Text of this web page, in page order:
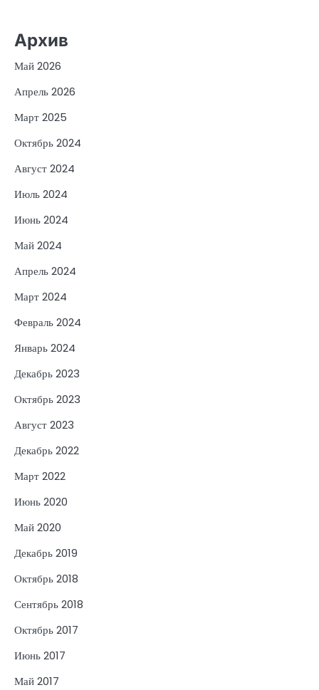
Архив
Май 2026
Апрель 2026
Март 2025
Октябрь 2024
Август 2024
Июль 2024
Июнь 2024
Май 2024
Апрель 2024
Март 2024
Февраль 2024
Январь 2024
Декабрь 2023
Октябрь 2023
Август 2023
Декабрь 2022
Март 2022
Июнь 2020
Май 2020
Декабрь 2019
Октябрь 2018
Сентябрь 2018
Октябрь 2017
Июнь 2017
Май 2017